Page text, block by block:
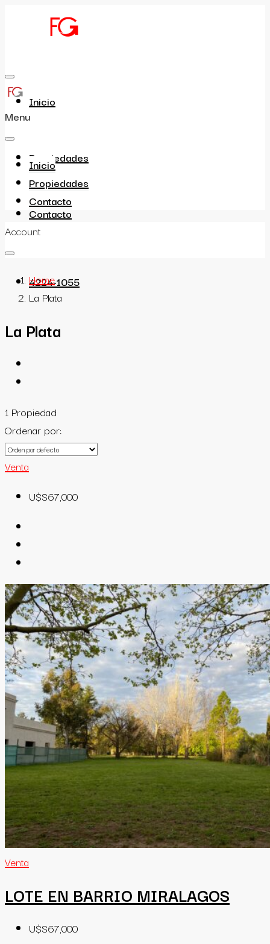
Inicio
Propiedades
Contacto
4224-1055
Menu
Inicio
Propiedades
Contacto
Account
Home
La Plata
La Plata
1 Propiedad
Ordenar por:
Venta
U$S67,000
Venta
LOTE EN BARRIO MIRALAGOS
U$S67,000